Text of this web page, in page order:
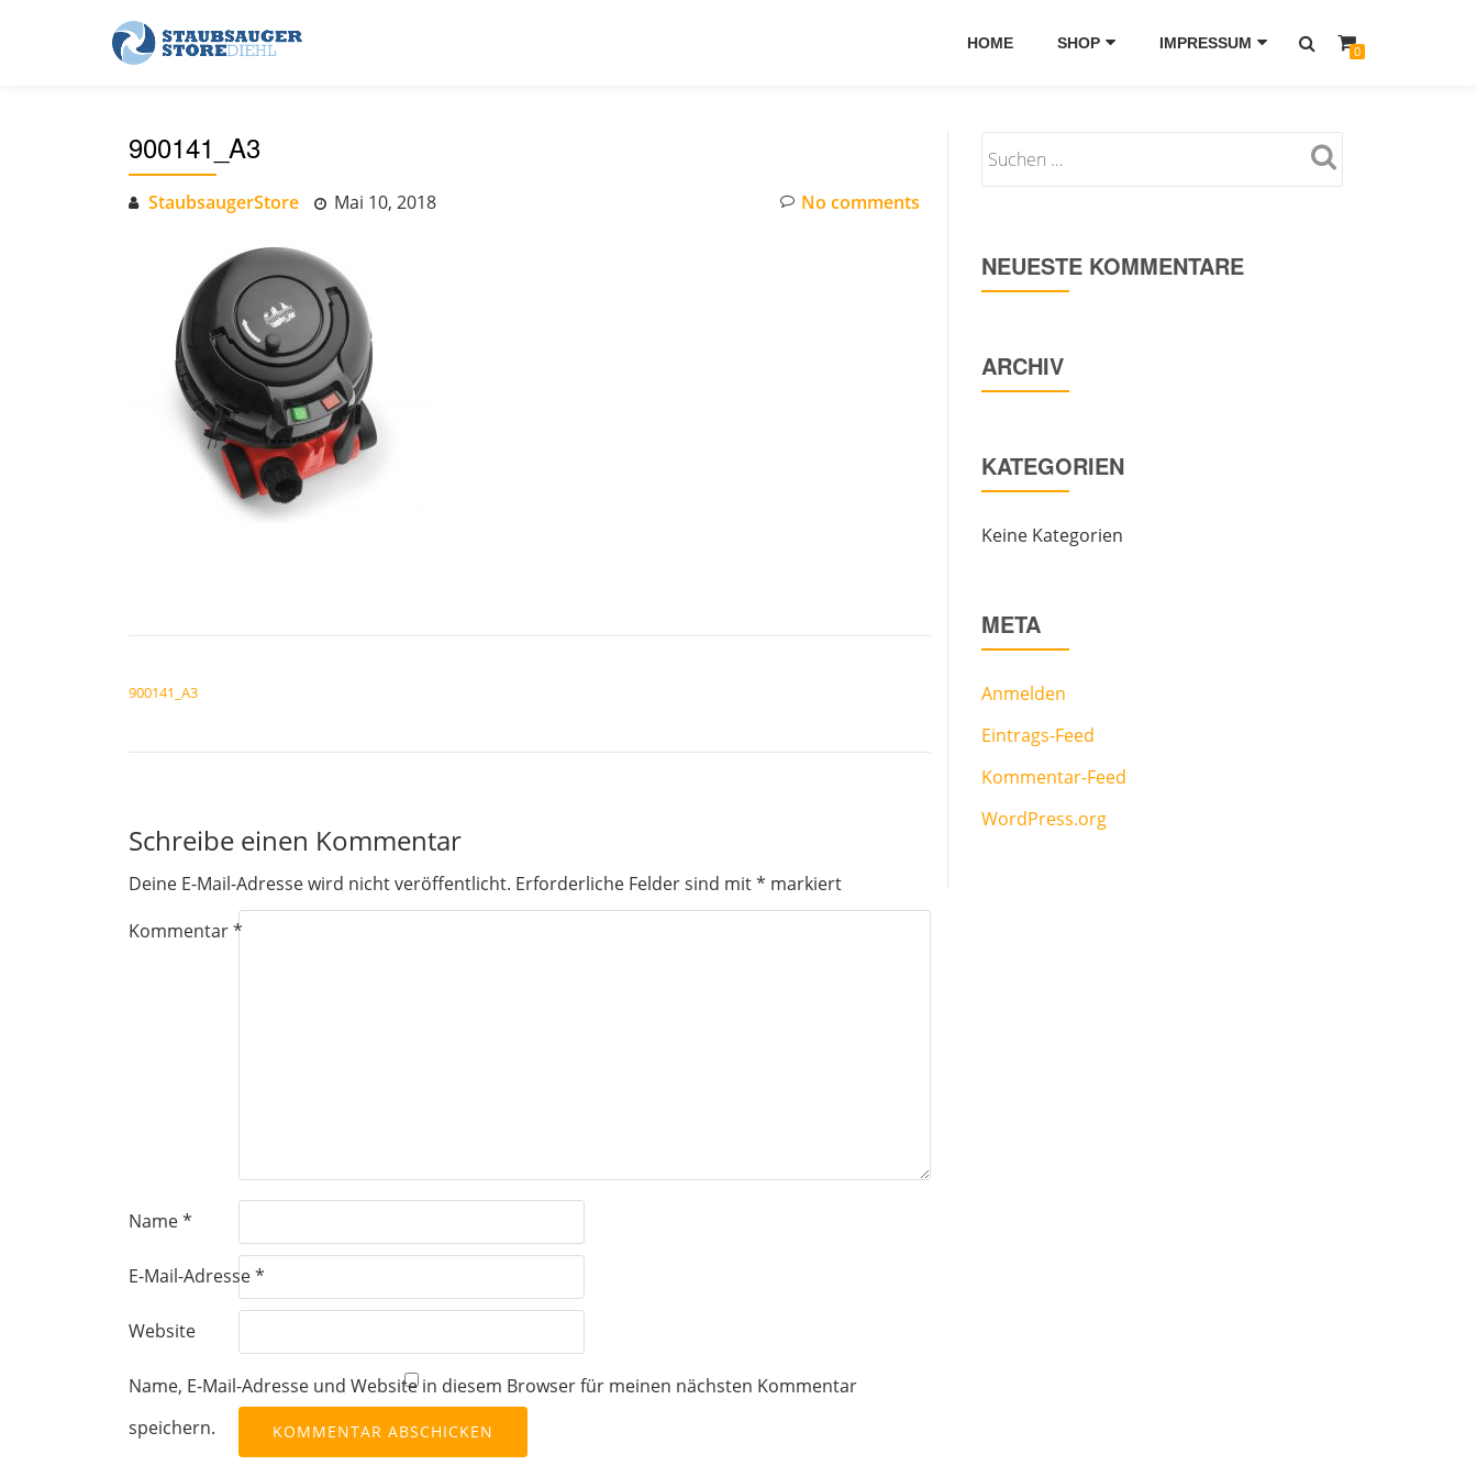
HOME SHOP IMPRESSUM 0
900141_A3
StaubsaugerStore Mai 10, 2018 No comments
900141_A3
Schreibe einen Kommentar
Deine E-Mail-Adresse wird nicht veröffentlicht. Erforderliche Felder sind mit* markiert
Kommentar*
Name*
E-Mail-Adresse*
Website
Name, E-Mail-Adresse und Website in diesem Browser für meinen nächsten Kommentar
speichern.
NEUESTE KOMMENTARE
ARCHIV
KATEGORIEN
Keine Kategorien
META
Anmelden
Eintrags-Feed
Kommentar-Feed
WordPress.org